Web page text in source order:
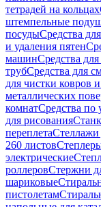
тетрадей на кольцах
штемпельные
посудыСредства
и удаления пятен
машинСредства
трубСредства для
для чистки ковров
металлических
комнатСредства по
для рисования
переплетаСтеллажи
260 листов
электрические
роллеровСтержни
шариковые
пистолетам